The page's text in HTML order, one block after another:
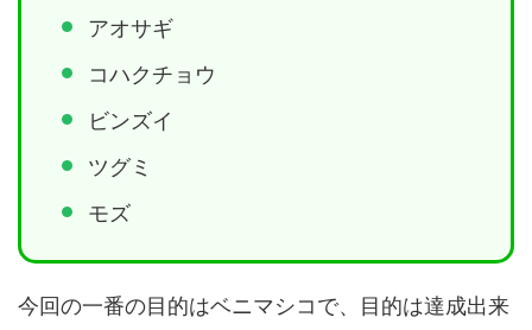
アオサギ
コハクチョウ
ビンズイ
ツグミ
モズ
今回の一番の目的はベニマシコで、目的は達成出来